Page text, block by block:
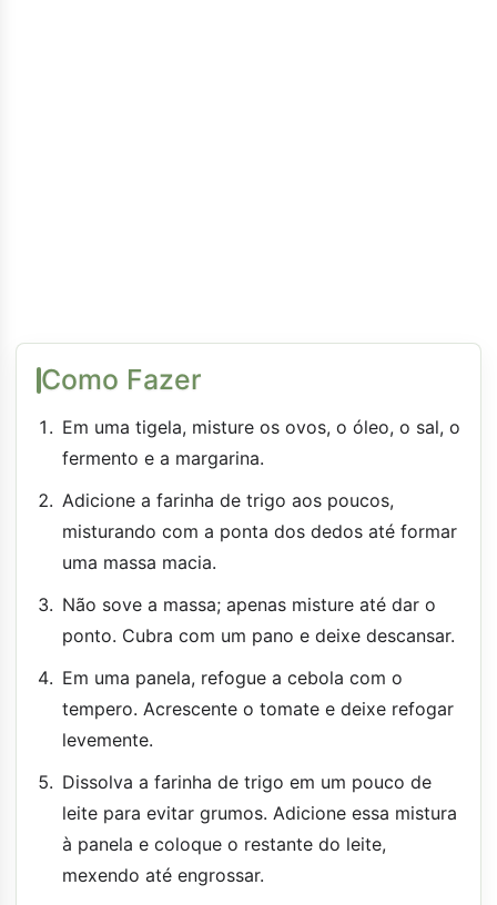
Como Fazer
Em uma tigela, misture os ovos, o óleo, o sal, o
fermento e a margarina.
Adicione a farinha de trigo aos poucos,
misturando com a ponta dos dedos até formar
uma massa macia.
Não sove a massa; apenas misture até dar o
ponto. Cubra com um pano e deixe descansar.
Em uma panela, refogue a cebola com o
tempero. Acrescente o tomate e deixe refogar
levemente.
Dissolva a farinha de trigo em um pouco de
leite para evitar grumos. Adicione essa mistura
à panela e coloque o restante do leite,
mexendo até engrossar.